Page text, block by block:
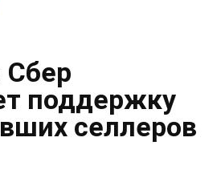
поддержку
селлеров